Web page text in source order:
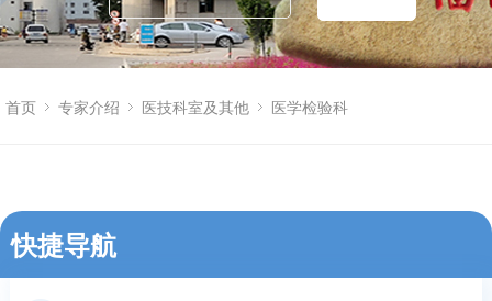
首页 专家介绍 医技科室及其他 医学检验科
快捷导航